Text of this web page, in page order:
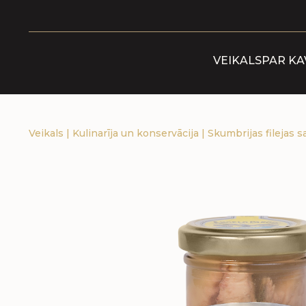
VEIKALSPAR
Veikals | Kulinarīja un konservācija | Skumbrijas filejas